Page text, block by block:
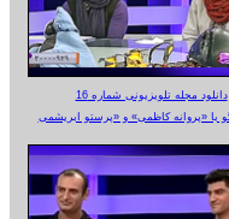
دانلود مجله تلویزیونی شماره 16